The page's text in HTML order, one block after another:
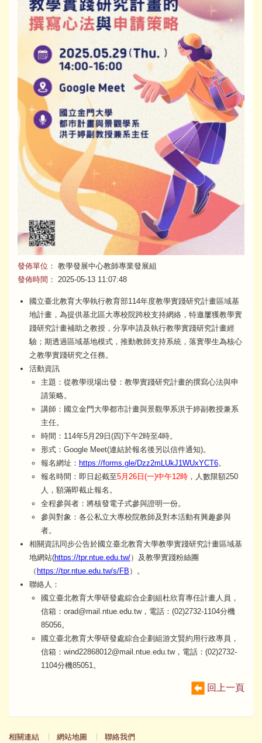
發佈單位： 教學發展中心教師專業發展組
發佈時間：
2025-05-13 11:07:48
國立臺北教育大學執行教育部114年度教學實踐研究計畫區域基
地計畫，為提供基北區大專校院跨校支持網絡，特邀屢獲教學實
踐研究計畫補助之教授，分享申請及執行教學實踐研究計畫經
驗；期透過區域基地模式，推動教師支持系統，落實學生為核心
之教學實踐研究之任務。
活動資訊
主題：從教學現場出發：教學實踐研究計畫的撰寫心法與申
請策略。
講師：國立金門大學都市計畫與景觀學系洪于婷副教授兼系
主任。
時間：114年5月29日(四)下午2時至4時。
形式：Google Meet(連結於報名後另以信件通知)。
報名網址： https://forms.gle/Dzz2mLUkJ1WUxYCT6。
報名時間：即日起截至5月26日(一)中午12時 ，人數限額250
人，額滿即截止報名。
全程參與者：將核發電子式參與證明一份。
參與對象：各公私立大專校院教師及對本活動有興趣參與
者。
相關資訊同步公告於國立臺北教育大學教學實踐研究計畫區域基
地網站(https://tpr.ntue.edu.tw/）及教學實踐粉絲團
（ https://tpr.ntue.edu.tw/s/FB ）。
聯絡人：
國立臺北教育大學研發處綜合企劃組杜欣育專任計畫人員，
信箱：orad@mail.ntue.edu.tw，電話：(02)2732-1104分機
85056。
國立臺北教育大學研發處綜合企劃組游文賢約用行政專員，
信箱：wind22868012@mail.ntue.edu.tw，電話：(02)2732-
1104分機85051。
回上一頁
相關連結 網站地圖 聯絡我們